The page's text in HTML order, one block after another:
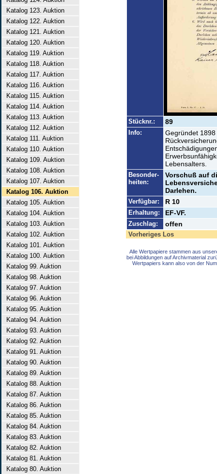
Katalog 123. Auktion
Katalog 122. Auktion
Katalog 121. Auktion
Katalog 120. Auktion
Katalog 119. Auktion
Katalog 118. Auktion
Katalog 117. Auktion
Katalog 116. Auktion
Katalog 115. Auktion
Katalog 114. Auktion
Katalog 113. Auktion
Katalog 112. Auktion
Katalog 111. Auktion
Katalog 110. Auktion
Katalog 109. Auktion
Katalog 108. Auktion
Katalog 107. Auktion
Katalog 106. Auktion
Katalog 105. Auktion
Katalog 104. Auktion
Katalog 103. Auktion
Katalog 102. Auktion
Katalog 101. Auktion
Katalog 100. Auktion
Katalog 99. Auktion
Katalog 98. Auktion
Katalog 97. Auktion
Katalog 96. Auktion
Katalog 95. Auktion
Katalog 94. Auktion
Katalog 93. Auktion
Katalog 92. Auktion
Katalog 91. Auktion
Katalog 90. Auktion
Katalog 89. Auktion
Katalog 88. Auktion
Katalog 87. Auktion
Katalog 86. Auktion
Katalog 85. Auktion
Katalog 84. Auktion
Katalog 83. Auktion
Katalog 82. Auktion
Katalog 81. Auktion
Katalog 80. Auktion
Stücknr.: 89
Info:
Gegründet
Lebensalters.
Besonder-
heiten:
Vorschuß auf
Darlehen.
Verfügbar: R 10
Erhaltung: EF-VF.
Zuschlag: offen
Vorheriges Los
Alle Wertpapiere stammen aus
bei Abbildungen auf Archivmaterial
Wertpapiers kann also von der